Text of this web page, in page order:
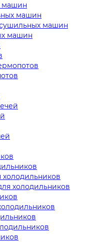
машин
машин
машин
машин
холодильников
холодильников